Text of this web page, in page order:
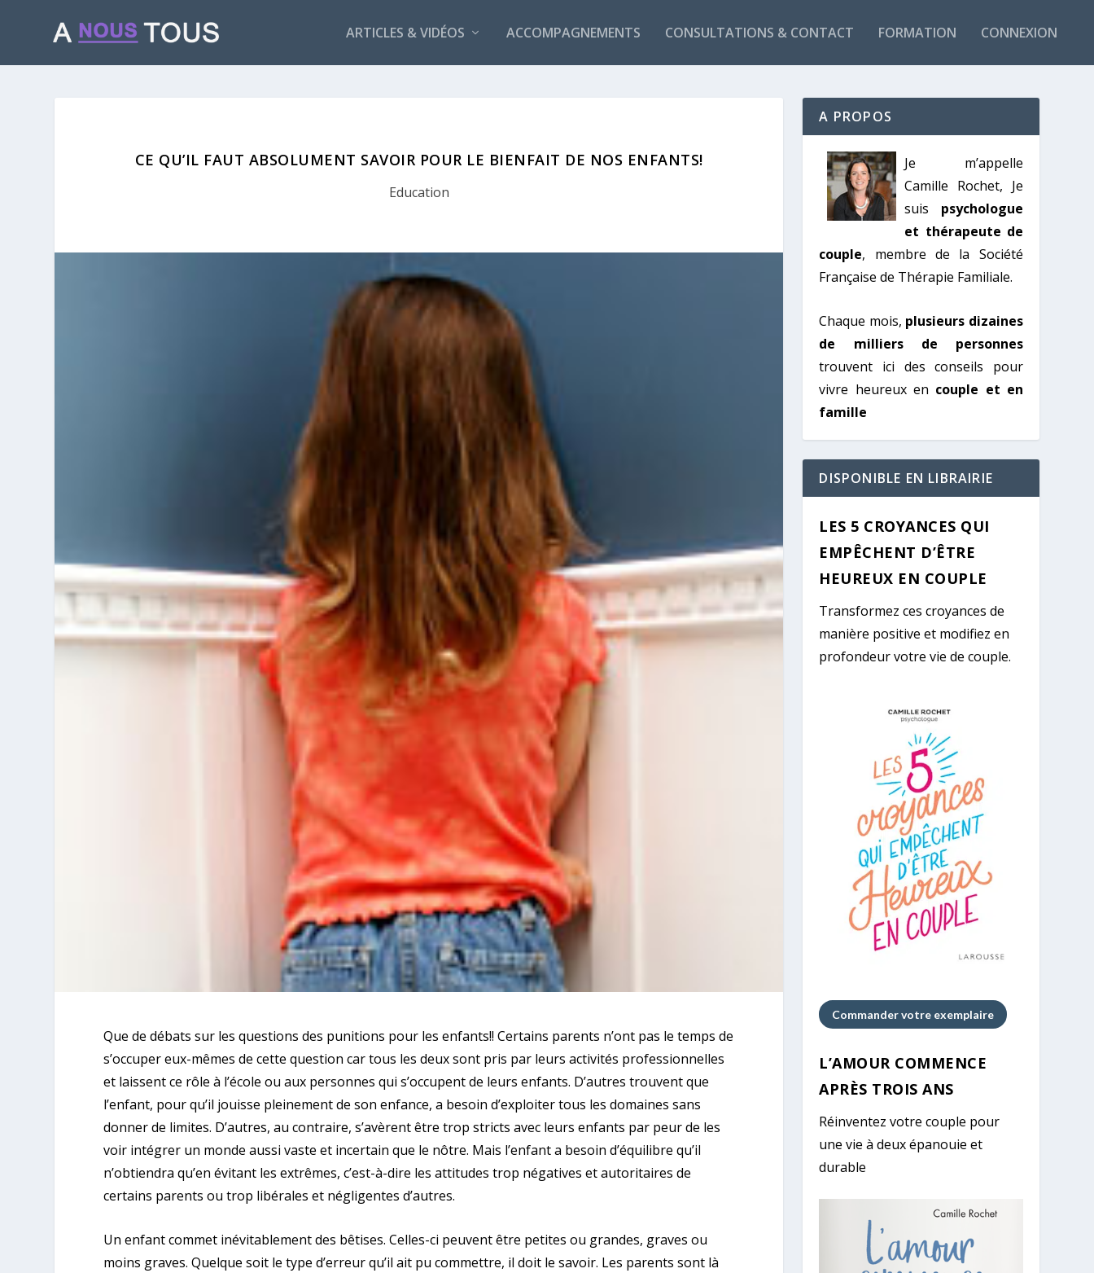
ARTICLES & VIDÉOS ACCOMPAGNEMENTS CONSULTATIONS & CONTACT FORMATION CONNEXION
CE QU’IL FAUT ABSOLUMENT SAVOIR POUR LE BIENFAIT DE NOS ENFANTS!
Education
Que de débats sur les questions des punitions pour les enfants!! Certains parents n’ont pas le temps de
s’occuper eux-mêmes de cette question car tous les deux sont pris par leurs activités professionnelles
et laissent ce rôle à l’école ou aux personnes qui s’occupent de leurs enfants. D’autres trouvent que
l’enfant, pour qu’il jouisse pleinement de son enfance, a besoin d’exploiter tous les domaines sans
donner de limites. D’autres, au contraire, s’avèrent être trop stricts avec leurs enfants par peur de les
voir intégrer un monde aussi vaste et incertain que le nôtre. Mais l’enfant a besoin d’équilibre qu’il
n’obtiendra qu’en évitant les extrêmes, c’est-à-dire les attitudes trop négatives et autoritaires de
certains parents ou trop libérales et négligentes d’autres.
Un enfant commet inévitablement des bêtises. Celles-ci peuvent être petites ou grandes, graves ou
moins graves. Quelque soit le type d’erreur qu’il ait pu commettre, il doit le savoir. Les parents sont là
A PROPOS
Je m’appelle
Camille Rochet, Je
suis psychologue
et thérapeute de
couple, membre de la Société
Française de Thérapie Familiale.
Chaque mois, plusieurs dizaines
de milliers de personnes
trouvent ici des conseils pour
vivre heureux en couple et en
famille
DISPONIBLE EN LIBRAIRIE
LES 5 CROYANCES QUI
EMPÊCHENT D’ÊTRE
HEUREUX EN COUPLE
Transformez ces croyances de
manière positive et modifiez en
profondeur votre vie de couple.
Commander votre exemplaire
L’AMOUR COMMENCE
APRÈS TROIS ANS
Réinventez votre couple pour
une vie à deux épanouie et
durable